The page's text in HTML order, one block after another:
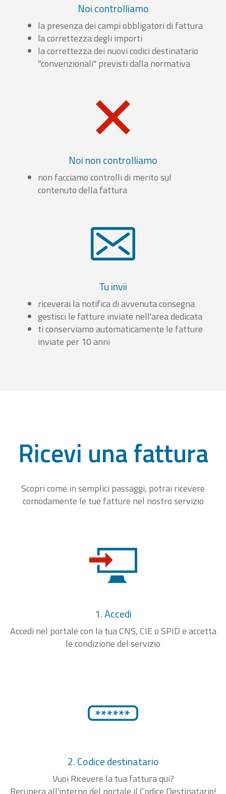
Noi controlliamo
la presenza dei campi obbligatori di fattura
la correttezza degli importi
la correttezza dei nuovi codici destinatario
"convenzionali" previsti dalla normativa
Noi non controlliamo
non facciamo controlli di merito sul
contenuto della fattura
Tu invii
riceverai la notifica di avvenuta consegna
gestisci le fatture inviate nell'area dedicata
ti conserviamo automaticamente le fatture
inviate per 10 anni
Ricevi una fattura
Scopri come in semplici passaggi, potrai ricevere
comodamente le tue fatture nel nostro servizio
1. Accedi
Accedi nel portale con la tua CNS, CIE o SPID e accetta
le condizione del servizio
2. Codice destinatario
Vuoi Ricevere la tua fattura qui?
Recupera all'interno del portale il Codice Destinatario!